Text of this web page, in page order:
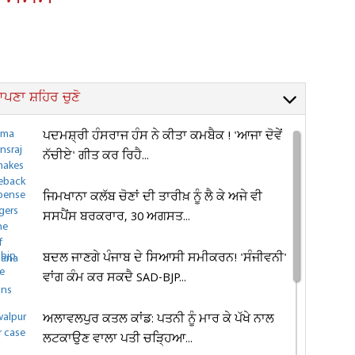
ਸ਼ਹਿਰ ਚੁਣੋ
ਪਦਮਸ਼੍ਰੀ ਹੰਸਰਾਜ ਹੰਸ ਨੇ ਕੀਤਾ ਕਮਬੈਕ ! 'ਆਜਾ ਦੋਵੇਂ
ਨੱਚੀਏ' ਗੀਤ ਕਰ ਰਿਹੈ...
ਜਿਮਖਾਨਾ ਕਲੱਬ ਚੋਣਾਂ ਦੀ ਤਾਰੀਖ਼ ਨੂੰ ਲੈ ਕੇ ਅਜੇ ਵੀ
ਸਸਪੈਂਸ ਬਰਕਰਾਰ, 30 ਅਗਸਤ...
ਬਦਲ ਜਾਣਗੇ ਪੰਜਾਬ ਦੇ ਸਿਆਸੀ ਸਮੀਕਰਨ! 'ਸੰਜੀਵਨੀ'
ਵਾਂਗ ਕੰਮ ਕਰ ਸਕਦੈ SAD-BJP...
ਅਲਾਵਲਪੁਰ ਕਤਲ ਕਾਂਡ: ਪਤਨੀ ਨੂੰ ਮਾਰ ਕੇ ਪੱਖੇ ਨਾਲ
ਲਟਕਾਉਣ ਵਾਲਾ ਪਤੀ ਚੜ੍ਹਿਆ...